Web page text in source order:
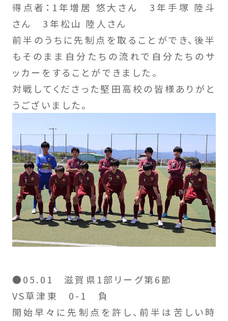
得点者：1年増居 悠大さん 3年手塚 陸斗
さん 3年松山 陸人さん
前半のうちに先制点を取ることができ、後半
もそのまま自分たちの流れで自分たちのサ
ッカーをすることができました。
対戦してくださった堅田高校の皆様ありがと
うございました。
●05.01 滋賀県1部リーグ第6節
VS草津東 0-1 負
開始早々に先制点を許し、前半は苦しい時